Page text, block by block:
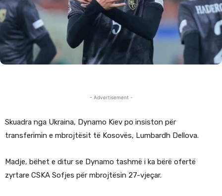
- Advertisement -
Skuadra nga Ukraina, Dynamo Kiev po insiston për
transferimin e mbrojtësit të Kosovës, Lumbardh Dellova.
Madje, bëhet e ditur se Dynamo tashmë i ka bërë ofertë
zyrtare CSKA Sofjes për mbrojtësin 27-vjeçar.